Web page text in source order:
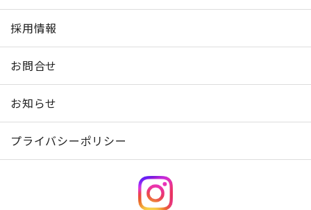
採用情報
お問合せ
お知らせ
プライバシーポリシー